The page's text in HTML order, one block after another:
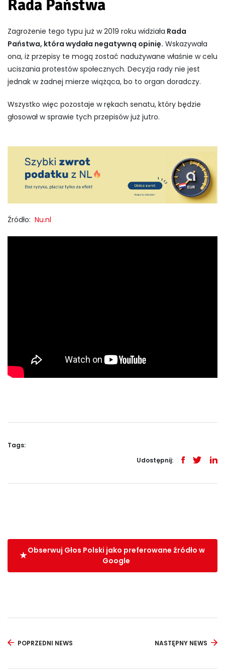
Rada Państwa
Zagrożenie tego typu już w 2019 roku widziała Rada
Państwa, która wydała negatywną opinię. Wskazywała
ona, iż przepisy te mogą zostać nadużywane właśnie w celu
uciszania protestów społecznych. Decyzja rady nie jest
jednak w żadnej mierze wiążąca, bo to organ doradczy.
Wszystko więc pozostaje w rękach senatu, który będzie
głosował w sprawie tych przepisów już jutro.
Źródło: Nu.nl
Tags:
Udostępnij:
Obserwuj Głos Polski jako preferowane źródło w
Google
POPRZEDNI NEWS NASTĘPNY NEWS